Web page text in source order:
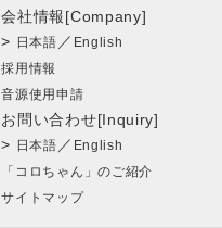
会社情報[Company]
> 日本語 ／ English
採用情報
音源使用申請
お問い合わせ[Inquiry]
> 日本語 ／ English
「コロちゃん」のご紹介
サイトマップ